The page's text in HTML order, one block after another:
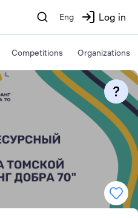
Eng Log in
Competitions Organizations